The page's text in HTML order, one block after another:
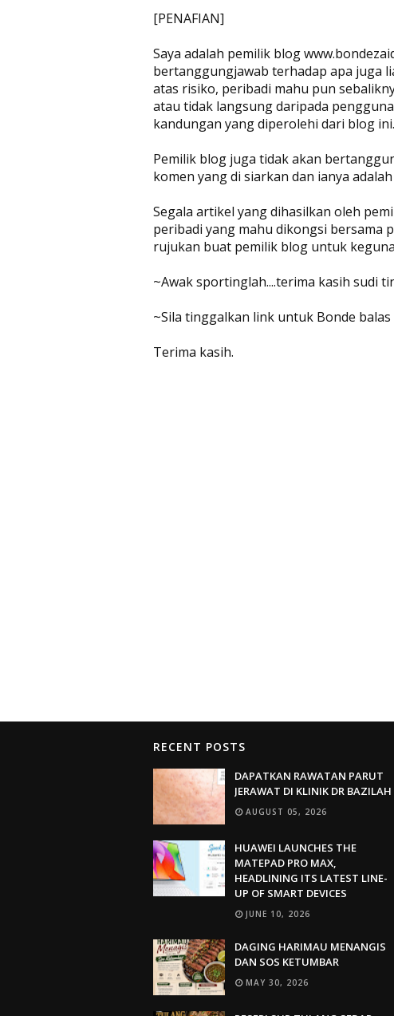
[PENAFIAN]
Saya adalah pemilik blog
bertanggungjawab terhadap apa juga
atas risiko, peribadi mahu pun
atau tidak langsung daripada
kandungan yang diperolehi dari blog ini.
Pemilik blog juga tidak akan
komen yang di siarkan dan ianya
Segala artikel yang dihasilkan oleh
peribadi yang mahu dikongsi bersama
rujukan buat pemilik blog untuk
~Awak sportinglah....terima kasih sudi
~Sila tinggalkan link untuk Bonde balas
Terima kasih.
RECENT POSTS
DAPATKAN RAWATAN PARUT
JERAWAT DI KLINIK DR BAZILAH
AUGUST 05, 2026
HUAWEI LAUNCHES THE
MATEPAD PRO MAX,
HEADLINING ITS LATEST LINE-
UP OF SMART DEVICES
JUNE 10, 2026
DAGING HARIMAU MENANGIS
DAN SOS KETUMBAR
MAY 30, 2026